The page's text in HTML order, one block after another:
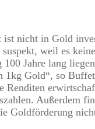
ist nicht in Gold
weil es
100 Jahre lang
1kg Gold“, so
Renditen
Außerdem
Goldförderung